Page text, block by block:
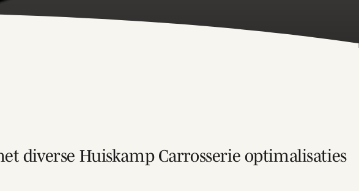
diverse Huiskamp Carrosserie optimalisaties